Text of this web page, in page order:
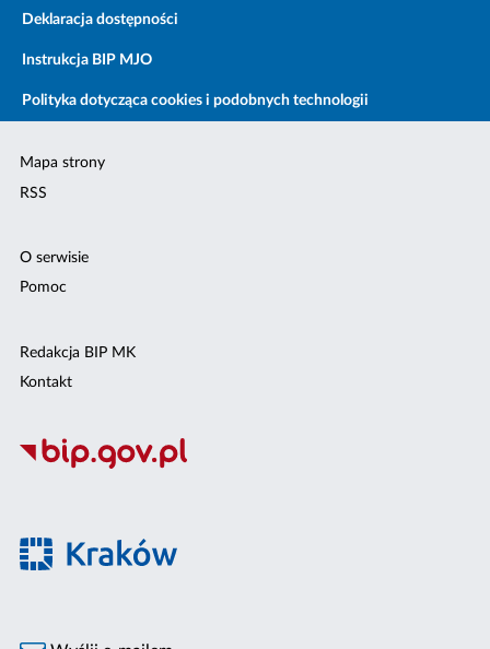
Deklaracja dostępności
Instrukcja BIP MJO
Polityka dotycząca cookies i podobnych technologii
Mapa strony
RSS
O serwisie
Pomoc
Redakcja BIP MK
Kontakt